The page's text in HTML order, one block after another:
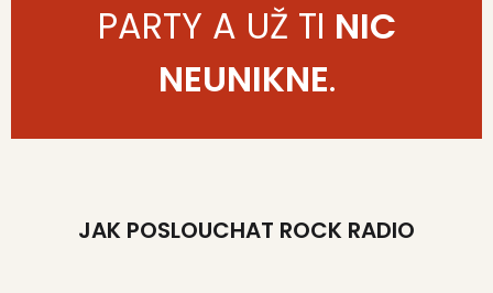
PARTY A UŽ TI NIC
NEUNIKNE.
JAK POSLOUCHAT ROCK RADIO